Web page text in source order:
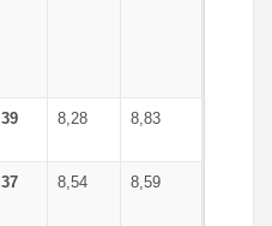
8,28 8,83
8,54 8,59